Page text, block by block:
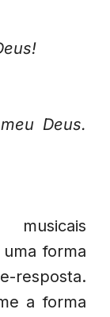
Deus.
forma
resposta.
a forma